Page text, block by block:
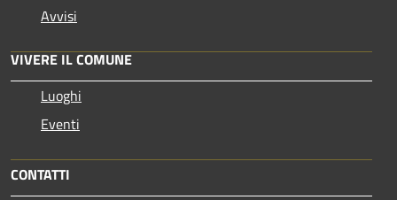
Avvisi
VIVERE IL COMUNE
Luoghi
Eventi
CONTATTI